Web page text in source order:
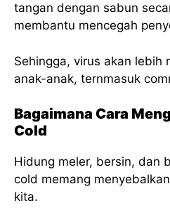
tangan dengan sabun
membantu mencegah
Sehingga, virus akan lebih
anak-anak, ternmasuk
Bagaimana Cara
Cold
Hidung meler, bersin, dan
cold memang
kita.